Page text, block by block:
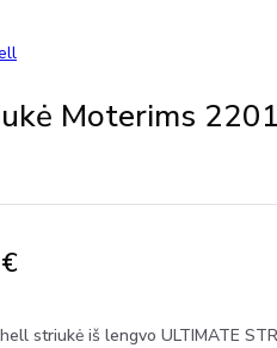
Moterims
€Price
203,22 €
striukė iš lengvo ULTIMATE